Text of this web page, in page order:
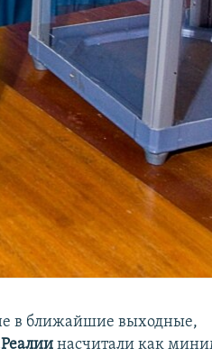
в ближайшие выходные,
насчитали как